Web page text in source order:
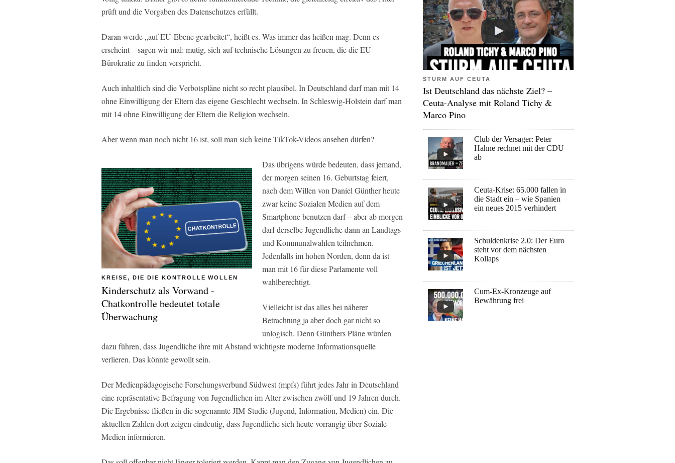
prüft und die Vorgaben des Datenschutzes erfüllt.
Daran werde „auf EU-Ebene gearbeitet“, heißt es. Was immer das heißen mag. Denn es
erscheint – sagen wir mal: mutig, sich auf technische Lösungen zu freuen, die die EU-
Bürokratie zu finden verspricht.
Auch inhaltlich sind die Verbotspläne nicht so recht plausibel. In Deutschland darf man mit 14
ohne Einwilligung der Eltern das eigene Geschlecht wechseln. In Schleswig-Holstein darf man
mit 14 ohne Einwilligung der Eltern die Religion wechseln.
Aber wenn man noch nicht 16 ist, soll man sich keine TikTok-Videos ansehen dürfen?
KREISE, DIE DIE KONTROLLE WOLLEN
Kinderschutz als Vorwand -
Chatkontrolle bedeutet totale
Überwachung
Das übrigens würde bedeuten, dass jemand,
der morgen seinen 16. Geburtstag feiert,
nach dem Willen von Daniel Günther heute
zwar keine Sozialen Medien auf dem
Smartphone benutzen darf – aber ab morgen
darf derselbe Jugendliche dann an Landtags-
und Kommunalwahlen teilnehmen.
Jedenfalls im hohen Norden, denn da ist
man mit 16 für diese Parlamente voll
wahlberechtigt.
Vielleicht ist das alles bei näherer
Betrachtung ja aber doch gar nicht so
unlogisch. Denn Günthers Pläne würden
dazu führen, dass Jugendliche ihre mit Abstand wichtigste moderne Informationsquelle
verlieren. Das könnte gewollt sein.
Der Medienpädagogische Forschungsverbund Südwest (mpfs) führt jedes Jahr in Deutschland
eine repräsentative Befragung von Jugendlichen im Alter zwischen zwölf und 19 Jahren durch.
Die Ergebnisse fließen in die sogenannte JIM-Studie (Jugend, Information, Medien) ein. Die
aktuellen Zahlen dort zeigen eindeutig, dass Jugendliche sich heute vorrangig über Soziale
Medien informieren.
STURM AUF CEUTA
Ist Deutschland das nächste Ziel? –
Ceuta-Analyse mit Roland Tichy &
Marco Pino
Club der Versager: Peter
Hahne rechnet mit der CDU
ab
Ceuta-Krise: 65.000 fallen in
die Stadt ein – wie Spanien
ein neues 2015 verhindert
Schuldenkrise 2.0: Der Euro
steht vor dem nächsten
Kollaps
Cum-Ex-Kronzeuge auf
Bewährung frei